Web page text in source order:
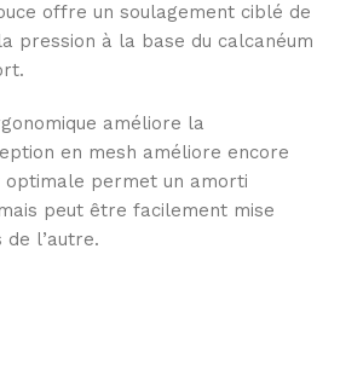
offre un soulagement ciblé de
pression à la base du calcanéum
améliore la
en mesh améliore encore
optimale permet un amorti
peut être facilement mise
de l’autre.